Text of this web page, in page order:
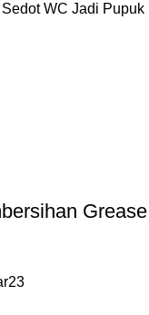
WC Jadi Pupuk
Grease